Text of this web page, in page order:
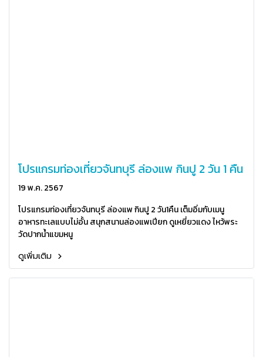
โปรแกรมท่องเที่ยวจันทบุรี ล่องแพ กินปู 2 วัน 1 คืน
19 พ.ค. 2567
โปรแกรมท่องเที่ยวจันทบุรี ล่องแพ กินปู 2 วัน1คืน เต็มอิ่มกับเมนู
อาหารทะเลแบบไม่อั้น สนุกสนานล่องแพเปียก ดูเหยี่ยวแดง ไหว้พระ
วัดปากน้ำแขมหนู
ดูเพิ่มเติม